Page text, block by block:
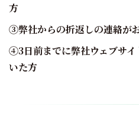
方
③弊社からの折返しの連絡が
④3日前までに弊社ウェブサ
いた方